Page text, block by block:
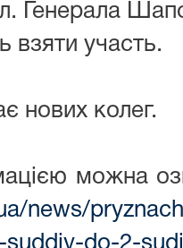
Генерала
взяти участь.
нових колег.
можна
news/
suddiv-do-2-